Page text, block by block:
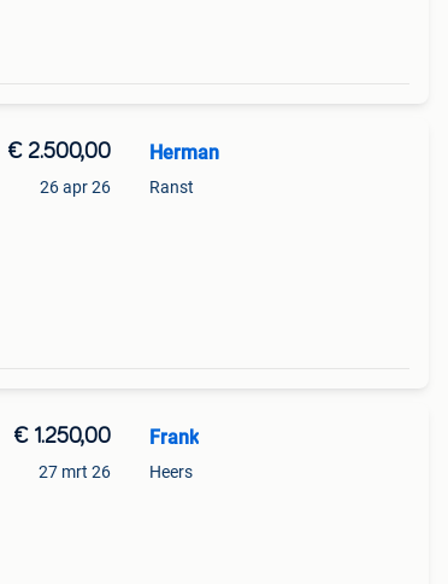
€ 2.500,00
26 apr 26
Herman
Ranst
€ 1.250,00
27 mrt 26
Frank
Heers